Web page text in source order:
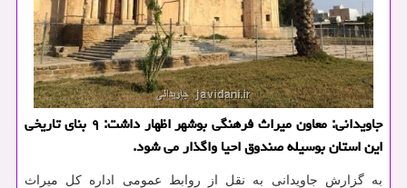
جاویدانی: معاون میراث فرهنگی بوشهر اظهار داشت: ۹ بنای تاریخی
این استان بوسیله صندوق احیا واگذار می شود.
به گزارش جاویدانی به نقل از روابط عمومی اداره كل میراث